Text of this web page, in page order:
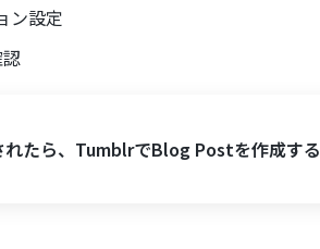
ン設定
たら、TumblrでBlog Postを作成する